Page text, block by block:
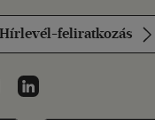
Hírlevél-feliratkozás
on
Libri az Instagramon
Libri a LinkedInen